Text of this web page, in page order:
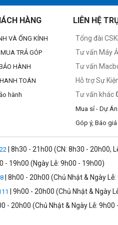
cách lấy nét tối thiểu là
bao gồm khẩu độ, ISO và cân bằng
chụp bằng ống kính
HÀNG
VÀ ỐNG KÍNH
TRẢ GÓP
HÀNH
TOÁN
hành
LIÊN HỆ
Tổng đài
Tư vấn Máy
Tư vấn
Hỗ trợ Sự
Tư vấn khác
Mua sỉ - Dự Án
Góp ý, Báo giá
| 8h30 - 21h00 (CN: 8h30 - 20h00,
- 19h00 (Ngày Lễ: 9h00 - 19h00)
| 8h00 - 20h00 (Chủ Nhật & Ngày
| 9h00 - 20h00 (Chủ Nhật & Ngày
- 20h00 (Chủ Nhật & Ngày Lễ: 9h00